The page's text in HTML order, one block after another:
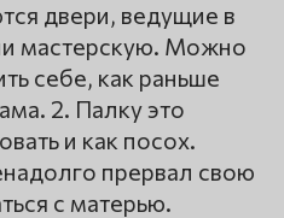
двери, ведущие в
мастерскую. Можно
себе, как раньше
2. Палку это
и как посох.
прервал свою
с матерью.